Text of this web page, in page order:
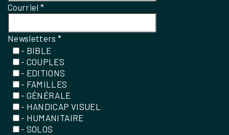
Courriel*
Newsletters*
- BIBLE
- COUPLES
- EDITIONS
- FAMILLES
- GÉNÉRALE
- HANDICAP VISUEL
- HUMANITAIRE
- SOLOS